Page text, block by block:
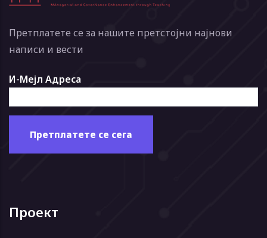
Претплатете се за нашите претстојни најнови
написи и вести
И-Мејл Адреса
Проект